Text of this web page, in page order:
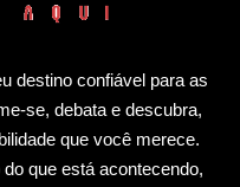
destino confiável para as
se, debata e descubra,
que você merece.
que está acontecendo,